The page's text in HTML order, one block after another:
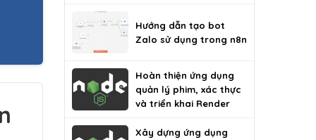
Hướng dẫn tạo bot
Zalo sử dụng trong n8n
Hoàn thiện ứng dụng
quản lý phim, xác thực
và triển khai Render
Xây dựng ứng dụng